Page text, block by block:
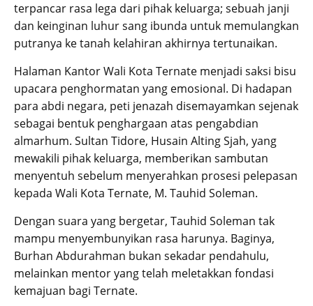
terpancar rasa lega dari pihak keluarga; sebuah janji
dan keinginan luhur sang ibunda untuk memulangkan
putranya ke tanah kelahiran akhirnya tertunaikan.
Halaman Kantor Wali Kota Ternate menjadi saksi bisu
upacara penghormatan yang emosional. Di hadapan
para abdi negara, peti jenazah disemayamkan sejenak
sebagai bentuk penghargaan atas pengabdian
almarhum. Sultan Tidore, Husain Alting Sjah, yang
mewakili pihak keluarga, memberikan sambutan
menyentuh sebelum menyerahkan prosesi pelepasan
kepada Wali Kota Ternate, M. Tauhid Soleman.
Dengan suara yang bergetar, Tauhid Soleman tak
mampu menyembunyikan rasa harunya. Baginya,
Burhan Abdurahman bukan sekadar pendahulu,
melainkan mentor yang telah meletakkan fondasi
kemajuan bagi Ternate.